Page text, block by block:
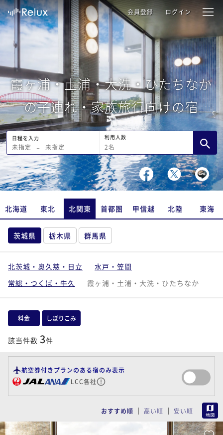
会員登録 ログイン
霞ヶ浦・土浦・大洗・ひたちなか
の子連れ・家族旅行向けの宿
日程を入力
未指定 − 未指定
利用人数
2名
北海道 東北 北関東 首都圏 甲信越 北陸 東海
茨城県 栃木県 群馬県
北茨城・奥久慈・日立
水戸・笠間
常総・つくば・牛久
霞ヶ浦・土浦・大洗・ひたちなか
料金 しぼりこみ
該当件数 3件
航空券付きプランのある宿のみ表示
LCC各社
おすすめ順 高い順 安い順